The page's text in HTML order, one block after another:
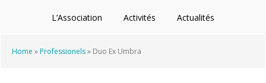
L’Association Activités Actualités
Home » Professionels» Duo Ex Umbra